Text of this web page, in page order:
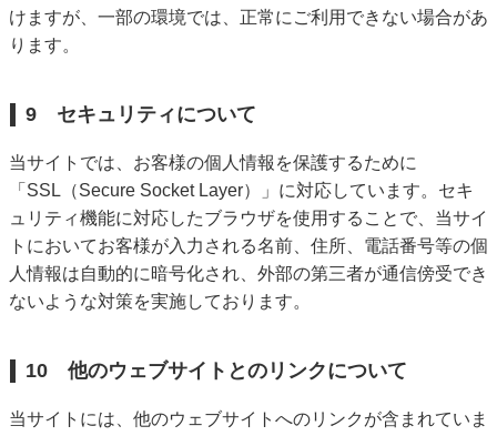
けますが、一部の環境では、正常にご利用できない場合があ
ります。
9 セキュリティについて
当サイトでは、お客様の個人情報を保護するために
「SSL（Secure Socket Layer）」に対応しています。セキ
ュリティ機能に対応したブラウザを使用することで、当サイ
トにおいてお客様が入力される名前、住所、電話番号等の個
人情報は自動的に暗号化され、外部の第三者が通信傍受でき
ないような対策を実施しております。
10 他のウェブサイトとのリンクについて
当サイトには、他のウェブサイトへのリンクが含まれていま